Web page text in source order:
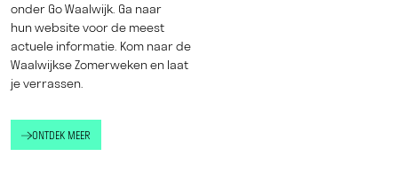
onder Go Waalwijk. Ga naar
hunwebsitevoor de meest
actuele informatie. Kom naar de
Waalwijkse Zomerweken en laat
je verrassen.
ONTDEK MEER